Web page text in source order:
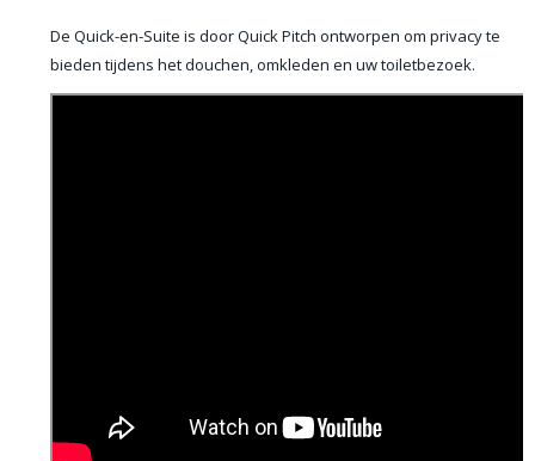
De Quick-en-Suite is door Quick Pitch ontworpen om privacy te
bieden tijdens het douchen, omkleden en uw toiletbezoek.